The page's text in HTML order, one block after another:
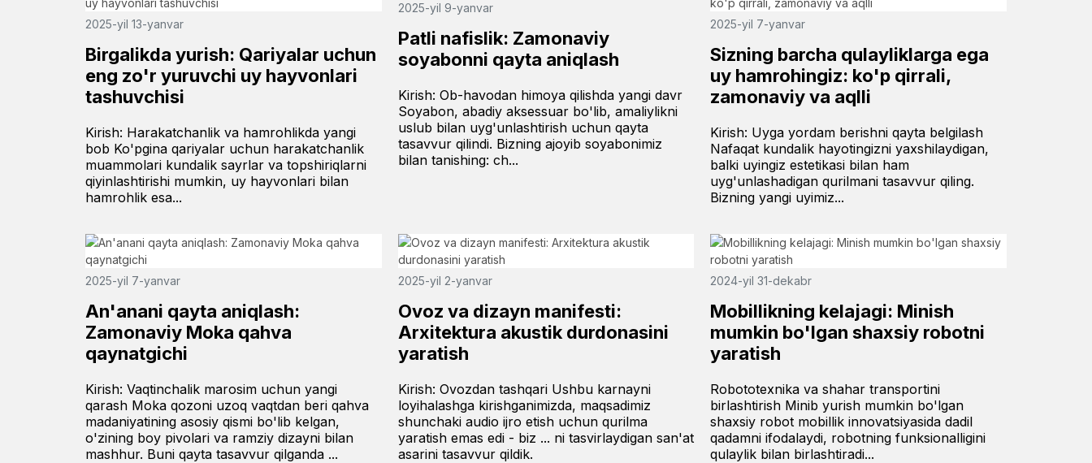
2025-yil 13-yanvar
Birgalikda yurish: Qariyalar uchun
eng zo'r yuruvchi uy hayvonlari
tashuvchisi
Kirish: Harakatchanlik va hamrohlikda yangi
bob Ko'pgina qariyalar uchun harakatchanlik
muammolari kundalik sayrlar va topshiriqlarni
qiyinlashtirishi mumkin, uy hayvonlari bilan
hamrohlik esa...
2025-yil 9-yanvar
Patli nafislik: Zamonaviy
soyabonni qayta aniqlash
Kirish: Ob-havodan himoya qilishda yangi davr
Soyabon, abadiy aksessuar bo'lib, amaliylikni
uslub bilan uyg'unlashtirish uchun qayta
tasavvur qilindi. Bizning ajoyib soyabonimiz
bilan tanishing: ch...
2025-yil 7-yanvar
Sizning barcha qulayliklarga ega
uy hamrohingiz: ko'p qirrali,
zamonaviy va aqlli
Kirish: Uyga yordam berishni qayta belgilash
Nafaqat kundalik hayotingizni yaxshilaydigan,
balki uyingiz estetikasi bilan ham
uyg'unlashadigan qurilmani tasavvur qiling.
Bizning yangi uyimiz...
2025-yil 7-yanvar
An'anani qayta aniqlash:
Zamonaviy Moka qahva
qaynatgichi
Kirish: Vaqtinchalik marosim uchun yangi
qarash Moka qozoni uzoq vaqtdan beri qahva
madaniyatining asosiy qismi bo'lib kelgan,
o'zining boy pivolari va ramziy dizayni bilan
mashhur. Buni qayta tasavvur qilganda ...
2025-yil 2-yanvar
Ovoz va dizayn manifesti:
Arxitektura akustik durdonasini
yaratish
Kirish: Ovozdan tashqari Ushbu karnayni
loyihalashga kirishganimizda, maqsadimiz
shunchaki audio ijro etish uchun qurilma
yaratish emas edi - biz ... ni tasvirlaydigan san'at
asarini tasavvur qildik.
2024-yil 31-dekabr
Mobillikning kelajagi: Minish
mumkin bo'lgan shaxsiy robotni
yaratish
Robototexnika va shahar transportini
birlashtirish Minib yurish mumkin bo'lgan
shaxsiy robot mobillik innovatsiyasida dadil
qadamni ifodalaydi, robotning funksionalligini
qulaylik bilan birlashtiradi...